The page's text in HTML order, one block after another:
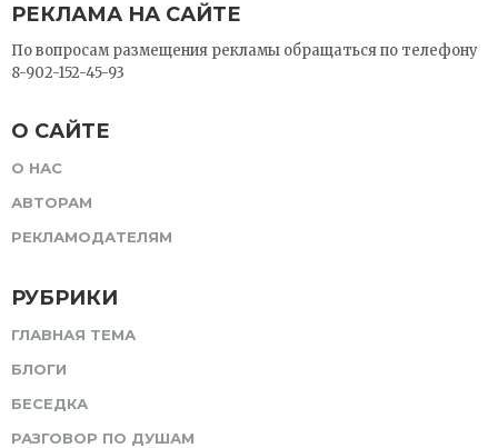
РЕКЛАМА НА САЙТЕ
По вопросам размещения рекламы обращаться по телефону
8-902-152-45-93
О САЙТЕ
О НАС
АВТОРАМ
РЕКЛАМОДАТЕЛЯМ
РУБРИКИ
ГЛАВНАЯ ТЕМА
БЛОГИ
БЕСЕДКА
РАЗГОВОР ПО ДУШАМ